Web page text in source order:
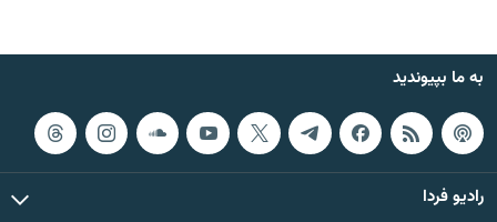
به ما بپیوندید
رادیو فردا